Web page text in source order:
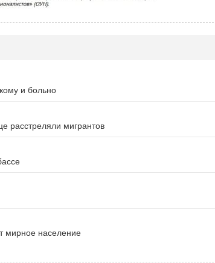
и больно
расстреляли мигрантов
мирное население